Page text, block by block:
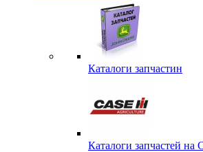
Каталоги запчастин
Каталоги запчастей на